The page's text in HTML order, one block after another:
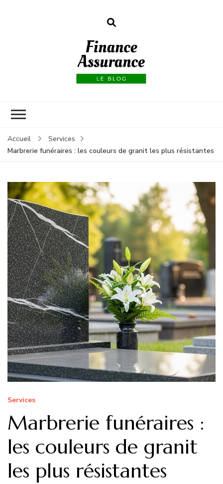
Accueil
Services
Marbrerie funéraires : les couleurs de granit les plus résistantes
Services
Marbrerie funéraires :
les couleurs de granit
les plus résistantes